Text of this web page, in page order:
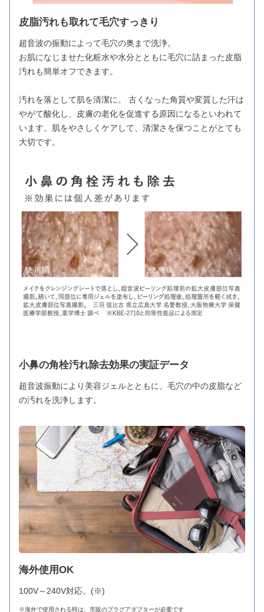
皮脂汚れも取れて毛穴すっきり
超音波の振動によって毛穴の奥まで洗浄。
お肌になじませた化粧水や水分とともに毛穴に詰まった皮脂
汚れも簡単オフできます。
汚れを落として肌を清潔に。 古くなった角質や変質した汗は
やがて酸化し、皮膚の老化を促進する原因になるといわれて
います。肌をやさしくケアして、清潔さを保つことがとても
大切です。
小鼻の角栓汚れ除去効果の実証データ
超音波振動により美容ジェルとともに、毛穴の中の皮脂など
の汚れを洗浄します。
海外使用OK
100V～240V対応。(※)
※海外で使用される時は、市販のプラグアダプターが必要です